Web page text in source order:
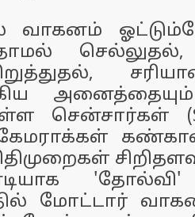
செல்லுதல்,
சென்சார்கள்
கேமராக்கள்
'தோல்வி'
இதில் மோட்டார்